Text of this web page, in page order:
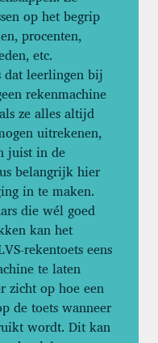
op het begrip
procenten,
etc.
dat leerlingen bij
rekenmachine
ze alles altijd
uitrekenen,
juist in de
belangrijk hier
in te maken.
die wél goed
kan het
rekentoets eens
te laten
zicht op hoe een
de toets wanneer
wordt. Dit kan